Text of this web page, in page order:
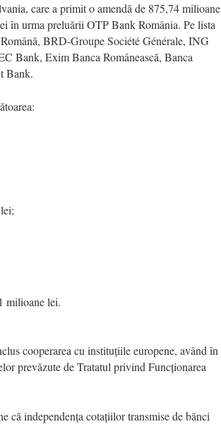
care a primit o amendă de 875,74 milioane
în urma preluării OTP Bank România. Pe lista
BRD-Groupe Société Générale, ING
Bank, Exim Banca Românească, Banca
Bank.
milioane lei.
cooperarea cu instituțiile europene, având în
prevăzute de Tratatul privind Funcționarea
că independența cotațiilor transmise de bănci